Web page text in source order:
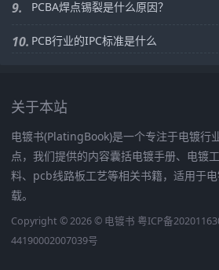
9. PCBA焊点锡裂是什么原因？
10. PCB行业的IPC标准是什么
关于本站
电镀书(PlatingBook)是一个专注于电镀行
点，我们提供的内容囊括电镀手册、电镀
料、pcb线路板工艺等相关书籍，适用于
载。
Copyright © 2026 © 电镀书 粤ICP备
44190002007039号